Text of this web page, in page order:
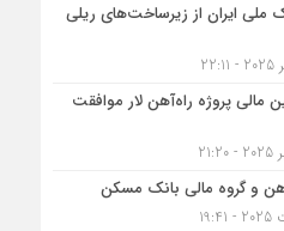
ملی ایران از زیرساخت‌های ریلی
مالی پروژه راه‌آهن لار موافقت
و گروه مالی بانک مسکن